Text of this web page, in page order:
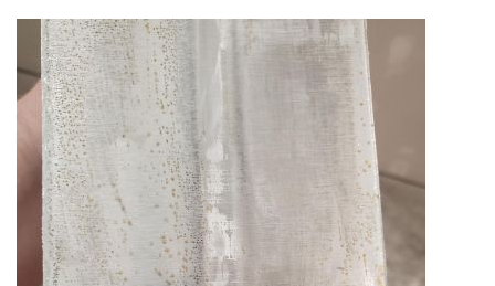
Vertical